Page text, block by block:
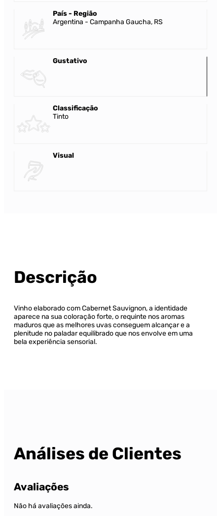
País - Região
Argentina - Campanha Gaucha, RS
Gustativo
Classificação
Tinto
Visual
Descrição
Vinho elaborado com Cabernet Sauvignon, a identidade
aparece na sua coloração forte, o requinte nos aromas
maduros que as melhores uvas conseguem alcançar e a
plenitude no paladar equilibrado que nos envolve em uma
bela experiência sensorial.
Análises de Clientes
Avaliações
Não há avaliações ainda.